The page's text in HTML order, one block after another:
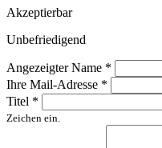
Akzeptierbar
Unbefriedigend
Angezeigter Name *
Ihre Mail-Adresse *
Titel *
Zeichen ein.